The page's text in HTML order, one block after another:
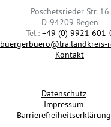
Poschetsrieder Str. 16
D-94209 Regen
Tel.: +49 (0) 9921 601-
buergerbuero@lra.landkreis-
Kontakt
Datenschutz
Impressum
Barrierefreiheitserklärung